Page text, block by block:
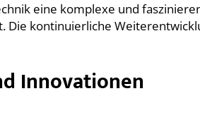
eine komplexe und
Die kontinuierliche
Innovationen